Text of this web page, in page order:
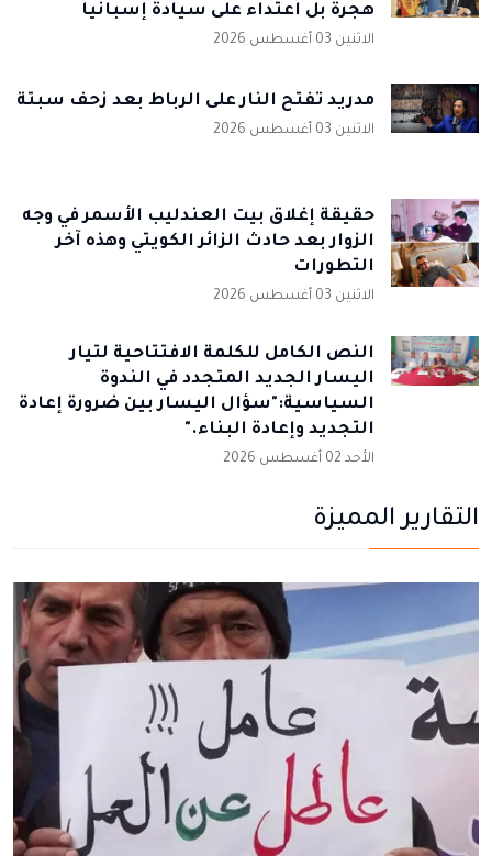
هجرة بل اعتداء على سيادة إسبانيا
الاثنين 03 أغسطس 2026
مدريد تفتح النار على الرباط بعد زحف سبتة
الاثنين 03 أغسطس 2026
حقيقة إغلاق بيت العندليب الأسمر في وجه
الزوار بعد حادث الزائر الكويتي وهذه آخر
التطورات
الاثنين 03 أغسطس 2026
النص الكامل للكلمة الافتتاحية لتيار
اليسار الجديد المتجدد في الندوة
السياسية:"سؤال اليسار بين ضرورة إعادة
التجديد وإعادة البناء."
الأحد 02 أغسطس 2026
التقارير المميزة